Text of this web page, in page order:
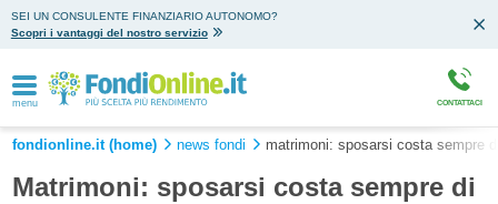
SEI UN CONSULENTE FINANZIARIO AUTONOMO?
Scopri i vantaggi del nostro servizio
menu CONTATTACI
fondionline.it (home) news fondi matrimoni: sposarsi costa sempre
Matrimoni: sposarsi costa sempre di